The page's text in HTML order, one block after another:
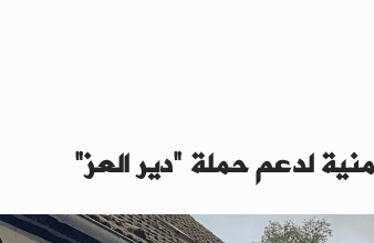
لدعم حملة "دير العز"